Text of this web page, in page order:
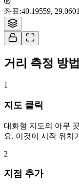
좌표:40.19559,
Tiles © Esri — Source: Esri,
Getmapping, Aerogrid,
거리 측정 방법
1
지도 클릭
대화형 지도의 아무
요. 이것이 시작 위치
2
지점 추가